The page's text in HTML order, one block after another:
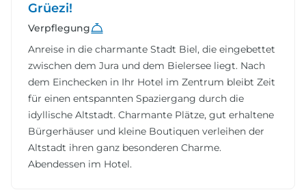
Grüezi!
Verpflegung
Anreise in die charmante Stadt Biel, die eingebettet
zwischen dem Jura und dem Bielersee liegt. Nach
dem Einchecken in Ihr Hotel im Zentrum bleibt Zeit
für einen entspannten Spaziergang durch die
idyllische Altstadt. Charmante Plätze, gut erhaltene
Bürgerhäuser und kleine Boutiquen verleihen der
Altstadt ihren ganz besonderen Charme.
Abendessen im Hotel.